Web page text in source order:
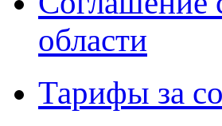
области
Тарифы за